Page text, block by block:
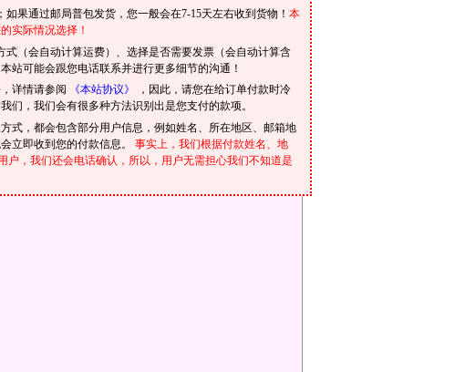
果通过邮局普包发货，您一般会在7-15天左右收到货物！ 本
实际情况选择！
（会自动计算运费）、选择是否需要发票（会自动计算含
站可能会跟您电话联系并进行更多细节的沟通！
详情请参阅
《本站协议》
，因此，请您在给订单付款时冷
们，我们会有很多种方法识别出是您支付的款项。
式，都会包含部分用户信息，例如姓名、所在地区、邮箱地
立即收到您的付款信息。 事实上，我们根据付款姓名、地
户，我们还会电话确认，所以，用户无需担心我们不知道是